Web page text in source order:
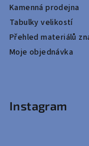
Kamenná prodejna
Tabulky velikostí
Přehled materiálů
Moje objednávka
Instagram